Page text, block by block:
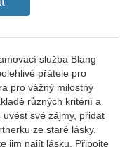
služba Blang
přátele pro
pro vážný milostný
různých kritérií a
své zájmy, přidat
ze staré lásky.
jim najít lásku. Připojte